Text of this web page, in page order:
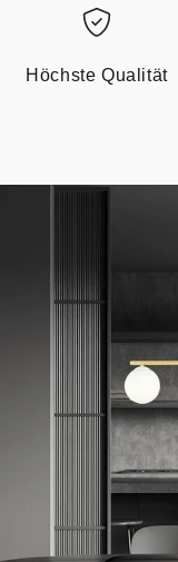
Höchste Qualität